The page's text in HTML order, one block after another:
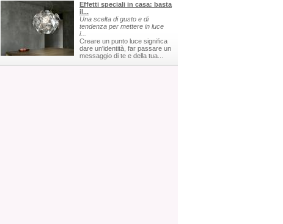
Effetti speciali in casa: basta
il...
Una scelta di gusto e di
tendenza per mettere in luce
i...
Creare un punto luce significa
dare un'identità, far passare un
messaggio di te e della tua...